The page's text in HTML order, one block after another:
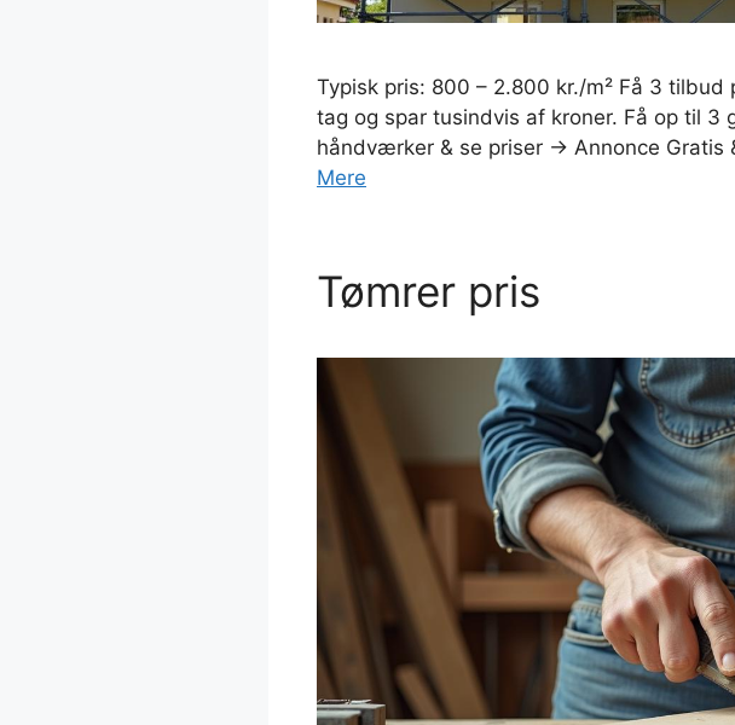
Typisk pris: 800 – 2.800 kr./m² Få 3
tag og spar tusindvis af kroner. Få op til
håndværker & se priser → Annonce
Mere
Tømrer pris